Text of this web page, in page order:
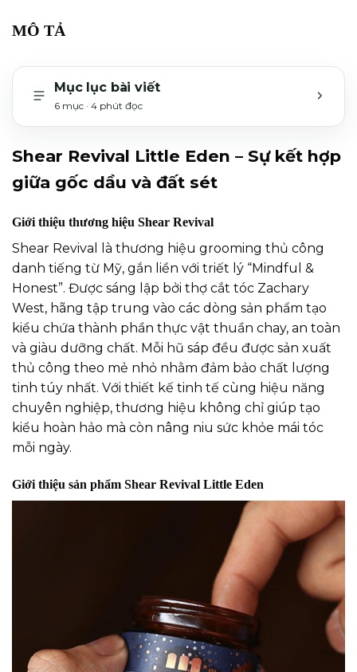
MÔ TẢ
Mục lục bài viết
6 mục · 4 phút đọc
Shear Revival Little Eden – Sự kết hợp
giữa gốc dầu và đất sét
Giới thiệu thương hiệu Shear Revival
Shear Revival là thương hiệu grooming thủ công
danh tiếng từ Mỹ, gắn liền với triết lý “Mindful &
Honest”. Được sáng lập bởi thợ cắt tóc Zachary
West, hãng tập trung vào các dòng sản phẩm tạo
kiểu chứa thành phần thực vật thuần chay, an toàn
và giàu dưỡng chất. Mỗi hũ sáp đều được sản xuất
thủ công theo mẻ nhỏ nhằm đảm bảo chất lượng
tinh túy nhất. Với thiết kế tinh tế cùng hiệu năng
chuyên nghiệp, thương hiệu không chỉ giúp tạo
kiểu hoàn hảo mà còn nâng niu sức khỏe mái tóc
mỗi ngày.
Giới thiệu sản phẩm Shear Revival Little Eden